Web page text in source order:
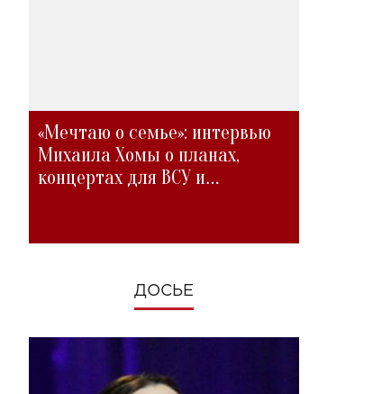
«Мечтаю о семье»: интервью
Михаила Хомы о планах,
концертах для ВСУ и
ДОСЬЕ